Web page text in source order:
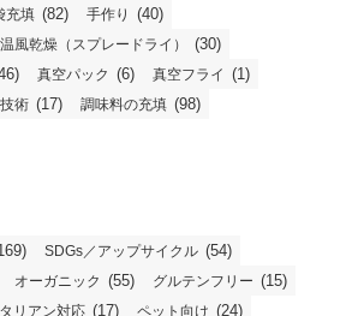
充填 (82) 手作り (40)
温風乾燥（スプレードライ） (30)
真空パック (6) 真空フライ (1)
術 (17) 調味料の充填 (98)
SDGs／アップサイクル (54)
オーガニック (55) グルテンフリー (15)
リアン対応 (17) ペット向け (24)